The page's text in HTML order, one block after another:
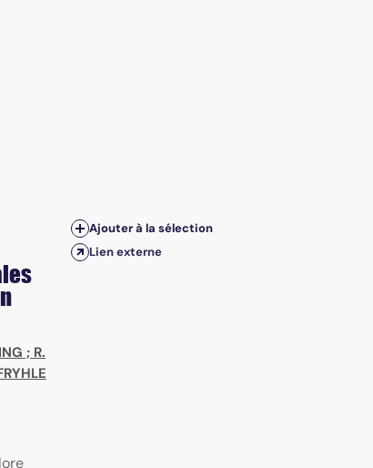
; R.
Ajouter à la sélection
Lien externe